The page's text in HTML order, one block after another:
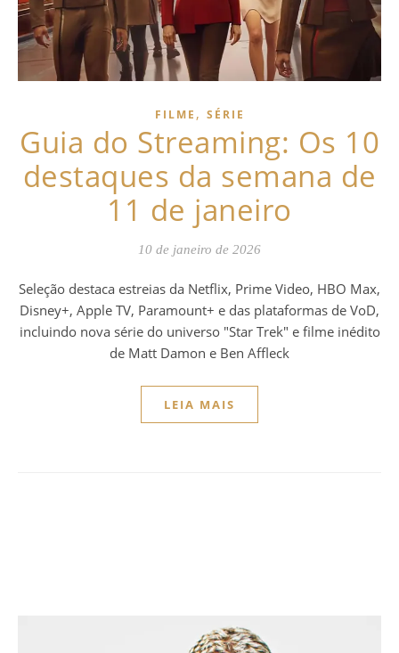
FILME , SÉRIE
Guia do Streaming: Os 10
destaques da semana de
11 de janeiro
10 de janeiro de 2026
Seleção destaca estreias da Netflix, Prime Video, HBO Max,
Disney+, Apple TV, Paramount+ e das plataformas de VoD,
incluindo nova série do universo "Star Trek" e filme inédito
de Matt Damon e Ben Affleck
LEIA MAIS